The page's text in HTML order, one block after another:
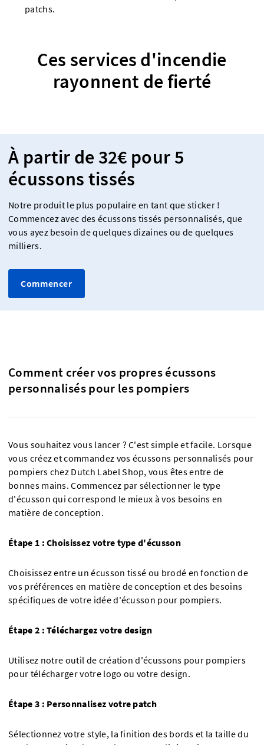
patchs.
Ces services d'incendie
rayonnent de fierté
À partir de 32€ pour 5
écussons tissés
Notre produit le plus populaire en tant que sticker !
Commencez avec des écussons tissés personnalisés, que
vous ayez besoin de quelques dizaines ou de quelques
milliers.
Commencer
Comment créer vos propres écussons
personnalisés pour les pompiers
Vous souhaitez vous lancer ? C'est simple et facile. Lorsque
vous créez et commandez vos écussons personnalisés pour
pompiers chez Dutch Label Shop, vous êtes entre de
bonnes mains. Commencez par sélectionner le type
d'écusson qui correspond le mieux à vos besoins en
matière de conception.
Étape 1 : Choisissez votre type d'écusson
Choisissez entre un écusson tissé ou brodé en fonction de
vos préférences en matière de conception et des besoins
spécifiques de votre idée d'écusson pour pompiers.
Étape 2 : Téléchargez votre design
Utilisez notre outil de création d'écussons pour pompiers
pour télécharger votre logo ou votre design.
Étape 3 : Personnalisez votre patch
Sélectionnez votre style, la finition des bords et la taille du